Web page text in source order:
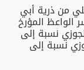
من ذرية أبي
الواعظ المؤرخ
نسبة إلى
نسبة إلى